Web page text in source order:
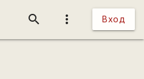
more_vert Вход
search